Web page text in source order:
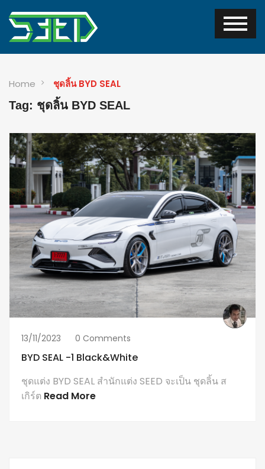
Home ชุดลิ้น BYD SEAL
Tag: ชุดลิ้น BYD SEAL
13/11/2023 0 Comments
BYD SEAL -1 Black&white
ชุดแต่ง BYD SEAL สำนักแต่ง SEED จะเป็น ชุดลิ้น ส
เกิร์ต Read More